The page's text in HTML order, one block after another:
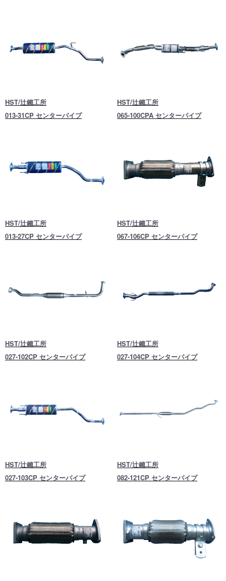
HST/辻鐵工所
013-31CP センターパイプ
HST/辻鐵工所
065-100CPA センターパイプ
HST/辻鐵工所
013-27CP センターパイプ
HST/辻鐵工所
067-106CP センターパイプ
HST/辻鐵工所
027-102CP センターパイプ
HST/辻鐵工所
027-104CP センターパイプ
HST/辻鐵工所
027-103CP センターパイプ
HST/辻鐵工所
082-121CP センターパイプ